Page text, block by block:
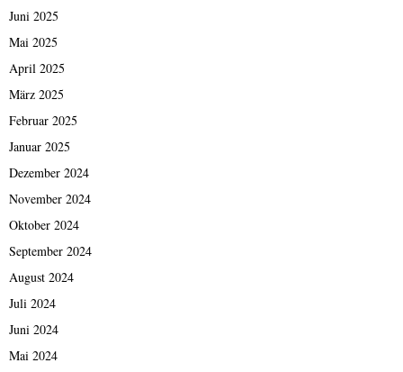
Juni 2025
Mai 2025
April 2025
März 2025
Februar 2025
Januar 2025
Dezember 2024
November 2024
Oktober 2024
September 2024
August 2024
Juli 2024
Juni 2024
Mai 2024